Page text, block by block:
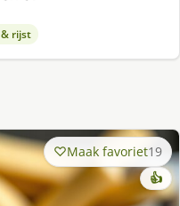
rijst
Maak favoriet19
👍